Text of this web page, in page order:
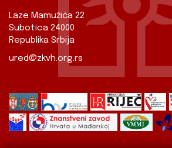
Laze Mamužića 22
Subotica 24000
Republika Srbija
ured@zkvh.org.rs